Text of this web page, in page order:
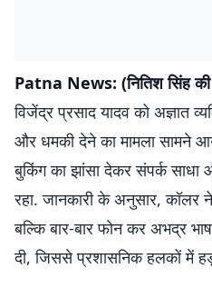
Patna News: (नितिश सिंह की
विजेंद्र प्रसाद यादव को अज्ञात
और धमकी देने का मामला सामने
बुकिंग का झांसा देकर संपर्क साधा
रहा. जानकारी के अनुसार, कॉलर
बल्कि बार-बार फोन कर अभद्र
दी, जिससे प्रशासनिक हलकों में